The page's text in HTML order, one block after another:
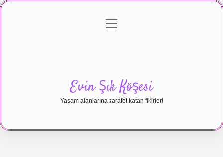
Gizlilik Politikası
menüyü
Evin Şık Köşesi
Yaşam alanlarına zarafet katan fikirler!